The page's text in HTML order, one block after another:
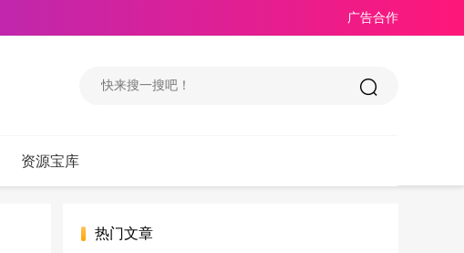
广告合作
资源宝库
热门文章